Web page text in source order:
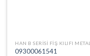
HAN B SERISI FIŞ KILIFI METAL
09300061541